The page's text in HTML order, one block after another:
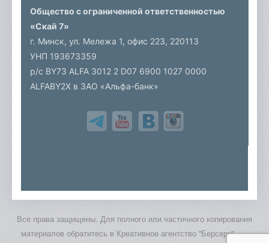
Общество с ограниченной ответственностью
«Скай 7»
г. Минск, ул. Мележа 1, офис 223, 220113
УНП 193673359
р/c BY73 ALFA 3012 2 D07 6900 1027 0000
ALFABY2X в ЗАО «Альфа-банк»
Все права защищены. Для полного или частичного копирования
материалов обратитесь в Креативное агентство "Берсерк".